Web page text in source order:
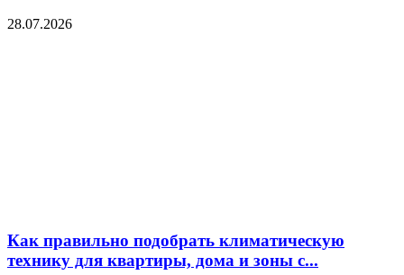
28.07.2026
Как правильно подобрать климатическую
технику для квартиры, дома и зоны с...